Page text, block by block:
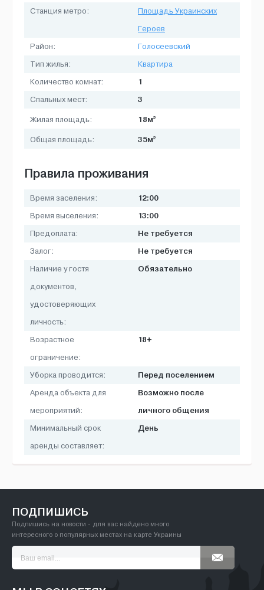
Станция метро:
Площадь Украинских
Героев
Район:
Голосеевский
Тип жилья:
Квартира
Количество комнат:
1
Спальных мест: 3
Жилая площадь: 18м2
Общая площадь: 35м2
Правила проживания
Время заселения: 12:00
Время выселения: 13:00
Предоплата: Не требуется
Залог: Не требуется
Наличие у гостя
документов,
удостоверяющих
личность:
Обязательно
Возрастное
ограничение:
18+
Уборка проводится: Перед поселением
Аренда объекта для
мероприятий:
Возможно после
личного общения
Минимальный срок
аренды составляет:
День
ПОДПИШИСЬ
Подпишись на новости - для вас найдено много
интересного о популярных местах на карте Украины